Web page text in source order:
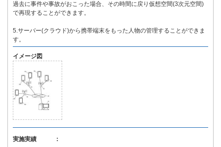
過去に事件や事故がおこった場合、その時間に戻り仮想空間(3次元空間)
で再現することができます。
5.サーバー(クラウド)から携帯端末をもった人物の管理することができま
す。
イメージ図
実施実績 ：